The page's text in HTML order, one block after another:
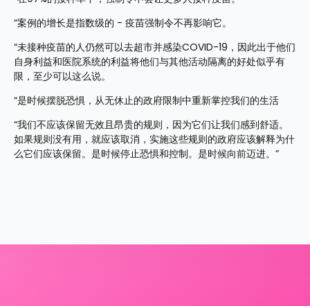
“案例的增长是指数级的 - 疫苗强制令不再影响它。
“未接种疫苗的人仍然可以去超市并感染COVID-19，因此出于他们
自身利益和医院系统的利益将他们与其他活动隔离的好处似乎有
限，至少可以这么说。
“是时候摆脱恐惧，从无休止的政府限制中重新掌控我们的生活
“我们不应该保留无效且昂贵的规则，因为它们让我们感到舒适。
如果规则没有用，就应该取消，实施这些规则的政府应该解释为什
么它们应该保留。是时候停止恐惧和控制。是时候向前迈进。”